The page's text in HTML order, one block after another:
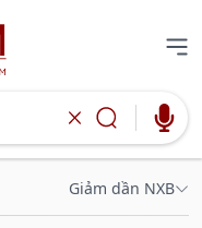
Giảm dần NXB